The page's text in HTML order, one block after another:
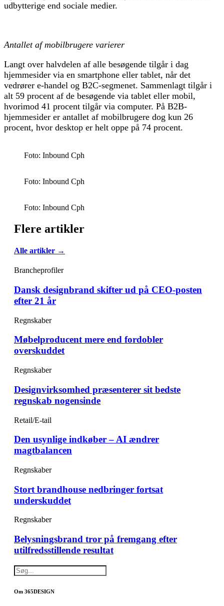
udbytterige end sociale medier.
Antallet af mobilbrugere varierer
Langt over halvdelen af alle besøgende tilgår i dag
hjemmesider via en smartphone eller tablet, når det
vedrører e-handel og B2C-segmenet. Sammenlagt tilgår i
alt 59 procent af de besøgende via tablet eller mobil,
hvorimod 41 procent tilgår via computer. På B2B-
hjemmesider er antallet af mobilbrugere dog kun 26
procent, hvor desktop er helt oppe på 74 procent.
Foto: Inbound Cph
Foto: Inbound Cph
Foto: Inbound Cph
Flere artikler
Alle artikler →
Brancheprofiler
Dansk designbrand skifter ud på CEO-posten
efter 21 år
Regnskaber
Møbelproducent mere end fordobler
overskuddet
Regnskaber
Designvirksomhed præsenterer sit bedste
regnskab nogensinde
Retail/E-tail
Den usynlige indkøber – AI ændrer
magtbalancen
Regnskaber
Stort brandhouse nedbringer fortsat
underskuddet
Regnskaber
Belysningsbrand tror på fremgang efter
utilfredsstillende resultat
Om 365DESIGN